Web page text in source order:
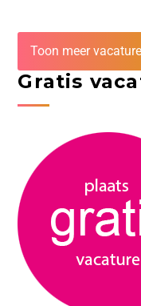
Toon meer
Gratis